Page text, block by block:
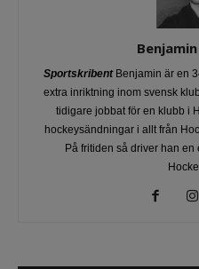
SportskribentBenjamin är en
extra inriktning inom svensk
tidigare jobbat för en klubb i
hockeysändningar i allt från
På fritiden så driver han